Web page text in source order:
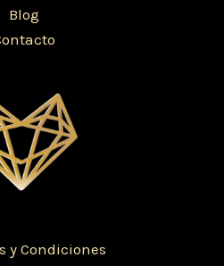
Blog
y Condiciones